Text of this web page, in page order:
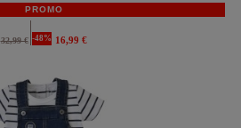
PROMO
32,99 € -48% 16,99 €